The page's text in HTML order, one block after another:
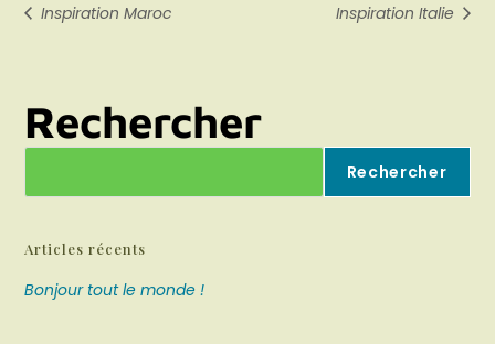
Inspiration Maroc Inspiration Italie
Rechercher
Rechercher
Articles récents
Bonjour tout le monde !